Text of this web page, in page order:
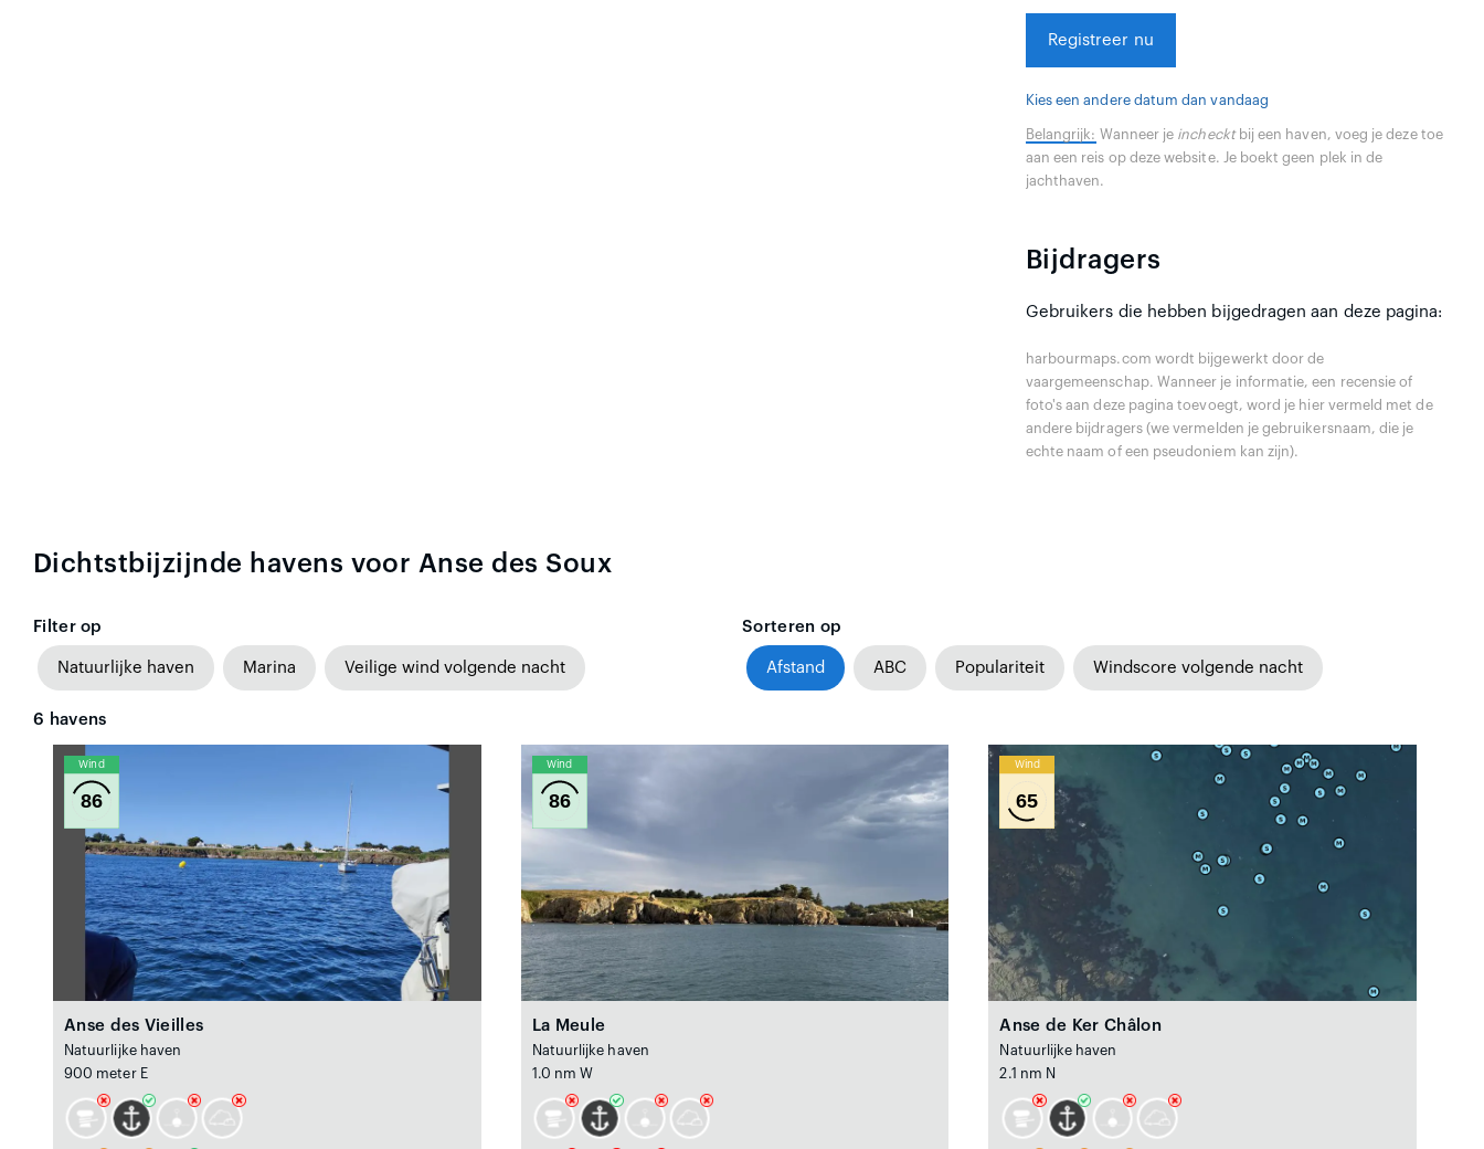
Registreer nu
Kies een andere datum dan vandaag
Belangrijk: Wanneer je inchecktbij een haven, voeg je deze toe
aan een reis op deze website. Je boekt geen plek in de
jachthaven.
Bijdragers
Gebruikers die hebben bijgedragen aan deze pagina:
harbourmaps.com wordt bijgewerkt door de
vaargemeenschap. Wanneer je informatie, een recensie of
foto's aan deze pagina toevoegt, word je hier vermeld met de
andere bijdragers (we vermelden je gebruikersnaam, die je
echte naam of een pseudoniem kan zijn).
Dichtstbijzijnde havens voor Anse des Soux
Filter op
Natuurlijke haven Marina Veilige wind volgende nacht
Sorteren op
Afstand ABC Populariteit Windscore volgende nacht
6 havens
Wind
86
Anse des Vieilles
Natuurlijke haven
900 meter E
Wind
86
La Meule
Natuurlijke haven
1.0 nm W
Wind
65
Anse de Ker Châlon
Natuurlijke haven
2.1 nm N